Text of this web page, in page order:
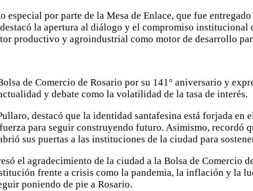
por parte de la Mesa de Enlace, que fue
la apertura al diálogo y el compromiso
productivo y agroindustrial como motor de desarrollo
de Comercio de Rosario por su 141° aniversario y
y debate como la volatilidad de la tasa de interés.
destacó que la identidad santafesina está forjada
para seguir construyendo futuro. Asimismo, recordó
sus puertas a las instituciones de la ciudad para
el agradecimiento de la ciudad a la Bolsa de Comercio
frente a crisis como la pandemia, la inflación y la
poniendo de pie a Rosario.